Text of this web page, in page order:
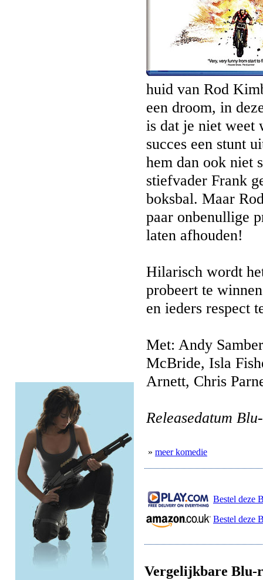
huid van Rod
een droom, in
is dat je niet weet
succes een stunt
hem dan ook niet
stiefvader Frank
boksbal. Maar
paar onbenullige
laten afhouden!
Hilarisch wordt
probeert te
en ieders respect
Met: Andy
McBride, Isla
Arnett, Chris
Releasedatum
» meer komedie
Bestel deze
Bestel deze
Vergelijkbare Blu-